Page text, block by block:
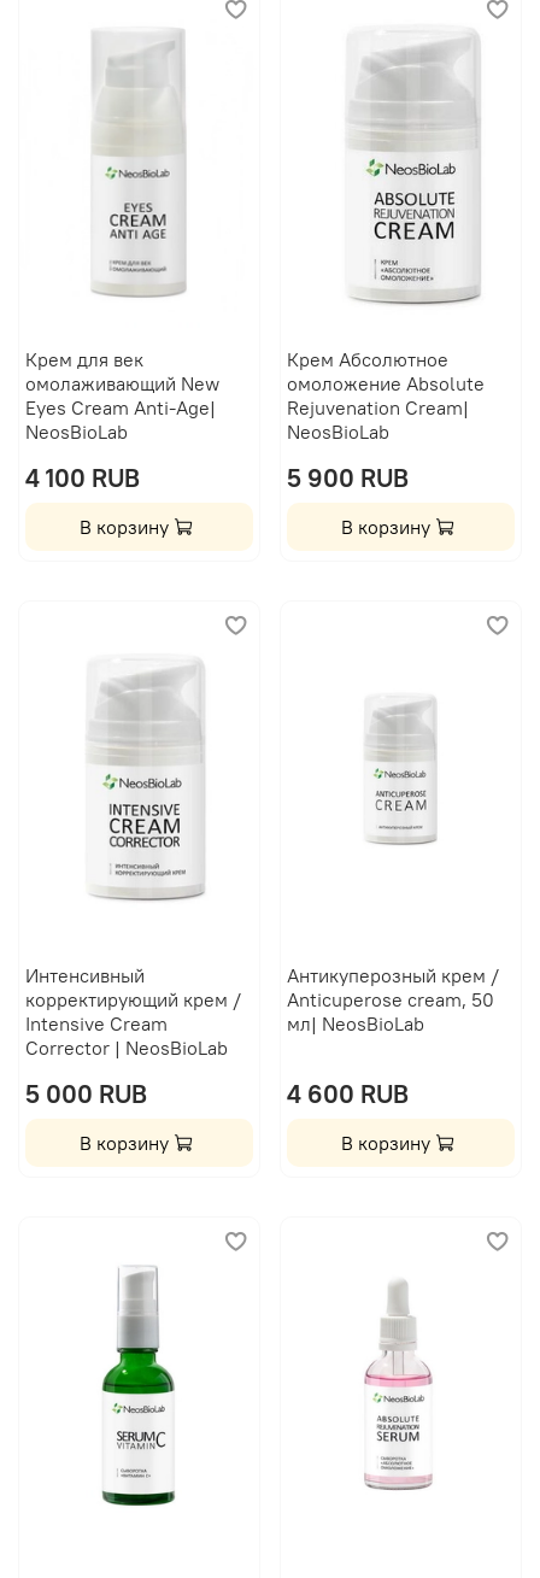
Крем для век
омолаживающий New
Eyes Cream Anti-Age|
NeosBioLab
4 100 RUB
В корзину
Крем Абсолютное
омоложение Absolute
Rejuvenation Cream|
NeosBioLab
5 900 RUB
В корзину
Интенсивный
корректирующий крем /
Intensive Cream
Corrector | NeosBioLab
5 000 RUB
В корзину
Антикуперозный крем /
Anticuperose cream, 50
мл| NeosBioLab
4 600 RUB
В корзину